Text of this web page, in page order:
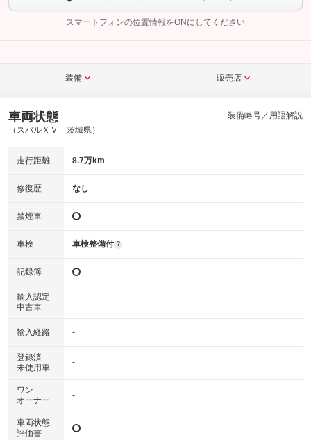
完了してください。
こちら
スマートフォンの位置情報をONにしてください
装備 販売店
車両状態
（スバルＸＶ 茨城県）
装備略号／用語解説
走行距離 8.7万km
修復歴 なし
禁煙車
車検 車検整備付 ?
記録簿
輸入認定
中古車
-
輸入経路 -
登録済
未使用車
-
ワン
オーナー
-
車両状態
評価書